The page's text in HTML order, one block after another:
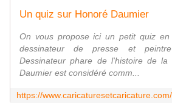
Un quiz sur Honoré Daumier
On vous propose ici un petit quiz
dessinateur de presse et
Dessinateur phare de l'histoire de la
Daumier est considéré comm...